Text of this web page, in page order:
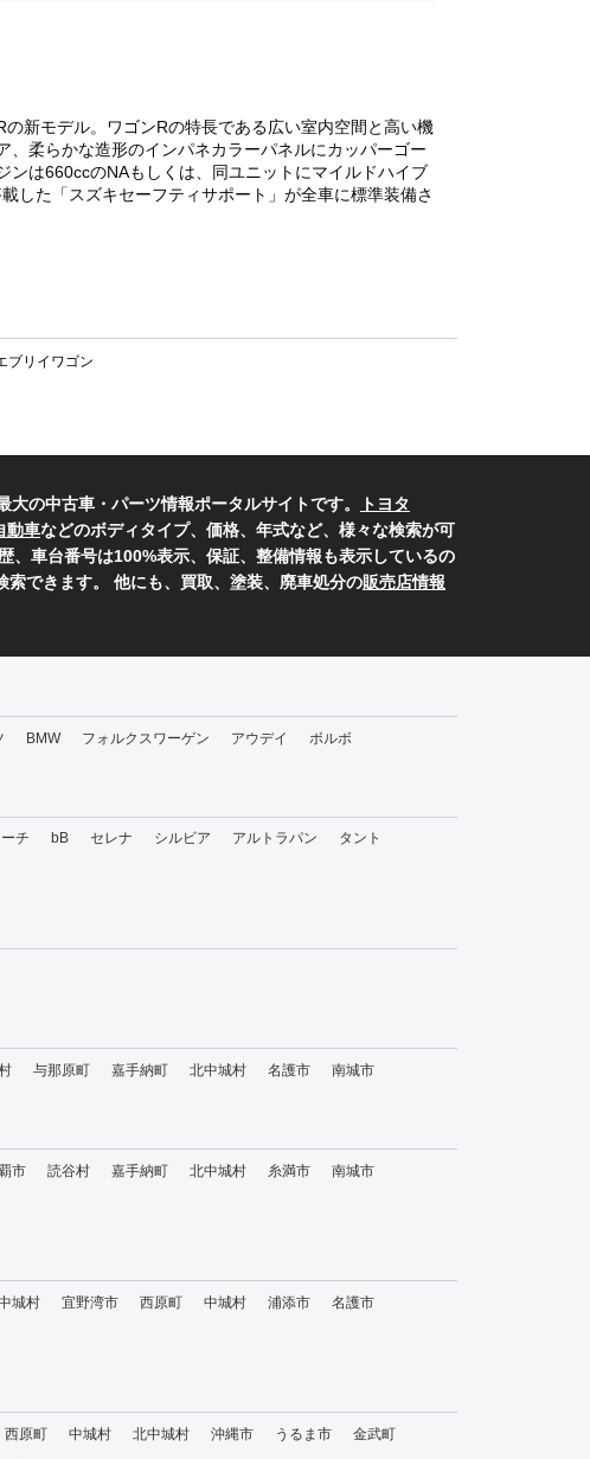
新モデル。ワゴンRの特長である広い室内空間と高い機
柔らかな造形のインパネカラーパネルにカッパーゴー
は660ccのNAもしくは、同ユニットにマイルドハイブ
した「スズキセーフティサポート」が全車に標準装備さ
ブリイワゴン
の中古車・パーツ情報ポータルサイトです。
トヨタ
動車などのボディタイプ、価格、年式など、様々な検索が可
、車台番号は100%表示、保証、整備情報も表示しているの
索できます。 他にも、買取、塗装、廃車処分の販売店情報
BMW フォルクスワーゲン アウデイ ボルボ
チ bB セレナ シルビア アルトラパン
タント
与那原町 嘉手納町 北中城村 名護市 南城市
市 読谷村 嘉手納町 北中城村 糸満市
南城市
城村 宜野湾市 西原町 中城村 浦添市
名護市
西原町 中城村 北中城村 沖縄市 うるま市
金武町